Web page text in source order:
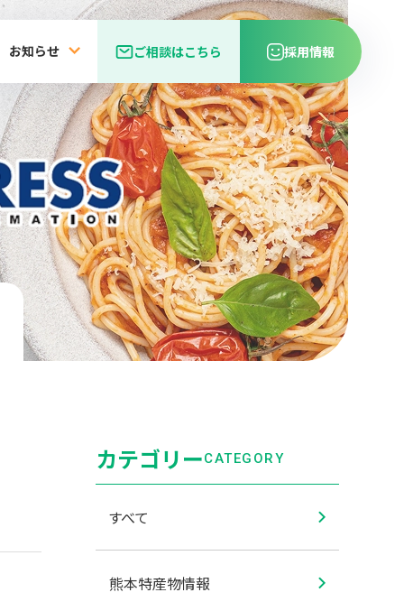
お知らせ ご相談はこちら 採用情報
カテゴリーCATEGORY
すべて
熊本特産物情報